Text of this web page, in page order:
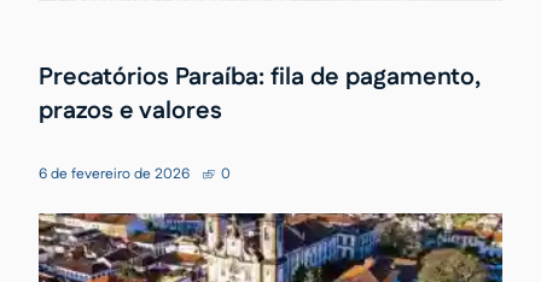
Precatórios Paraíba: fila de pagamento,
prazos e valores
6 de fevereiro de 2026 0